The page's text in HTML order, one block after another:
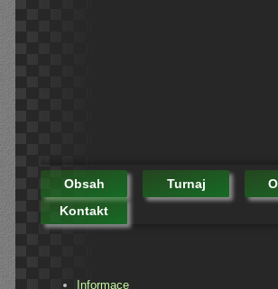
Obsah Turnaj
Kontakt
Informace